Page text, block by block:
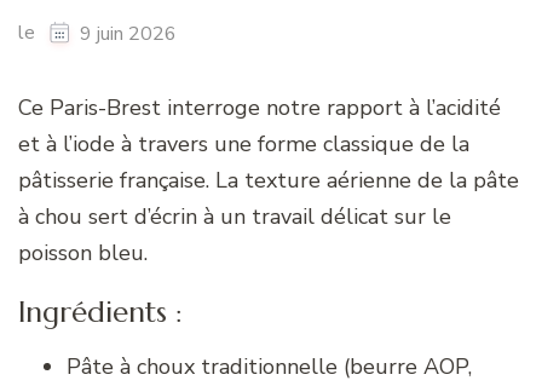
le 9 juin 2026
Ce Paris-Brest interroge notre rapport à l’acidité
et à l’iode à travers une forme classique de la
pâtisserie française. La texture aérienne de la pâte
à chou sert d’écrin à un travail délicat sur le
poisson bleu.
Ingrédients :
Pâte à choux traditionnelle (beurre AOP,